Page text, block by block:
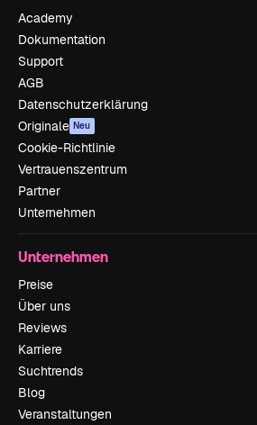
Academy
Dokumentation
Support
AGB
Datenschutzerklärung
Originale Neu
Cookie-Richtlinie
Vertrauenszentrum
Partner
Unternehmen
Unternehmen
Preise
Über uns
Reviews
Karriere
Suchtrends
Blog
Veranstaltungen